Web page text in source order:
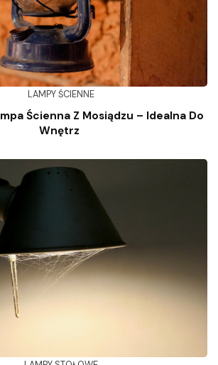
LAMPY ŚCIENNE
Ścienna Z Mosiądzu – Idealna Do
Wnętrz